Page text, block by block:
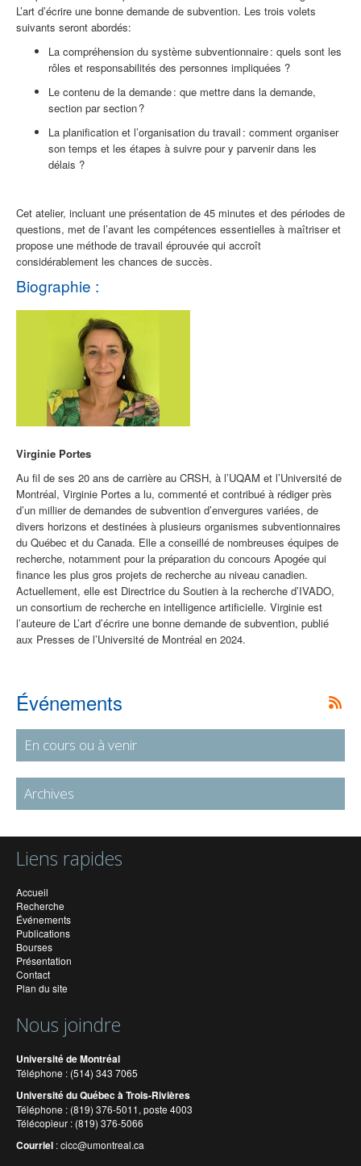
L’art d’écrire une bonne demande de subvention. Les trois volets
suivants seront abordés:
La compréhension du système subventionnaire: quels sont les
rôles et responsabilités des personnes impliquées ?
Le contenu de la demande: que mettre dans la demande,
section par section?
La planification et l’organisation du travail : comment organiser
son temps et les étapes à suivre pour y parvenir dans les
délais ?
Cet atelier, incluant une présentation de 45 minutes et des périodes de
questions, met de l’avant les compétences essentielles à maîtriser et
propose une méthode de travail éprouvée qui accroît
considérablement les chances de succès.
Biographie :
Virginie Portes
Au fil de ses 20 ans de carrière au CRSH, à l’UQAM et l’Université de
Montréal, Virginie Portes a lu, commenté et contribué à rédigerprès
d’un millierde demandes de subvention d’envergures variées, de
divers horizons et destinées à plusieurs organismes subventionnaires
du Québec et du Canada. Elle a conseillé de nombreuses équipes de
recherche, notamment pour la préparation du concours Apogée qui
finance les plus gros projets de recherche au niveau canadien.
Actuellement, elle est Directrice du Soutien à la recherche d’IVADO,
un consortium de recherche en intelligence artificielle. Virginie est
l’auteure de L’art d’écrire une bonne demande de subvention, publié
aux Presses de l’Université de Montréal en 2024.
Événements
En cours ou à venir
Archives
Liens rapides
Accueil
Recherche
Événements
Publications
Bourses
Présentation
Contact
Plan du site
Nous joindre
Université de Montréal
Téléphone : (514) 343 7065
Université du Québec à Trois-Rivières
Téléphone : (819) 376-5011, poste 4003
Télécopieur : (819) 376-5066
Courriel :cicc@umontreal.ca